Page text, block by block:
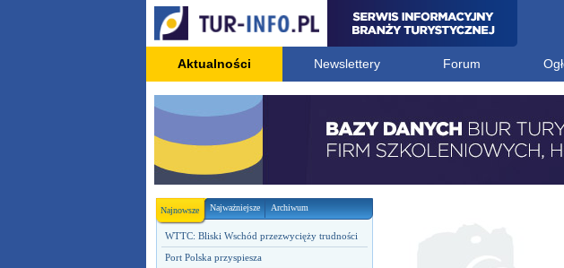
Aktualności Newslettery Forum
Najnowsze Najważniejsze Archiwum
WTTC: Bliski Wschód przezwycięży trudności
Port Polska przyspiesza